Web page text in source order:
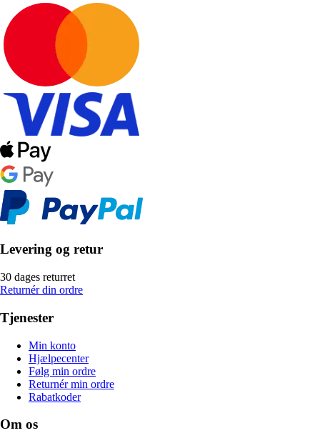
Levering og retur
30 dages returret
Returnér din ordre
Tjenester
Min konto
Hjælpecenter
Følg min ordre
Returnér min ordre
Rabatkoder
Om os